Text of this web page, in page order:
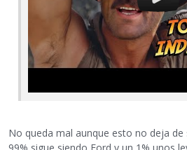
No queda mal aunque esto no deja